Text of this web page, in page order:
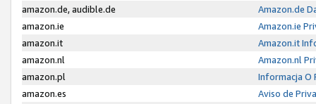
amazon.de, audible.de
Amazon.de
amazon.ie
Amazon.ie
amazon.it
Amazon.it
amazon.nl
Amazon.nl
amazon.pl
Informacja O
amazon.es
Aviso de